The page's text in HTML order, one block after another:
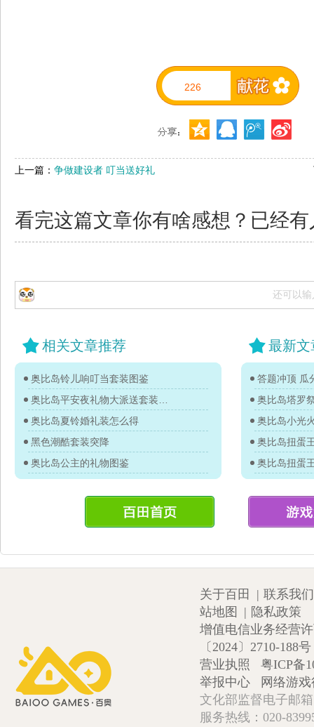
226
上一篇： 争做建设者 叮当送好礼
看完这篇文章你有啥感想？已经有
还可以输
相关文章推荐
奥比岛铃儿响叮当套装图鉴
奥比岛夏铃婚礼装怎么得
黑色潮酷套装突降
奥比岛公主的礼物图鉴
最新文
答题冲顶 瓜
奥比岛塔罗
奥比岛小光
关于百田 | 联系我们
站地图
| 隐私政策
增值电信业务经营
〔2024〕2710-188号
营业执照
粤ICP备
举报中心
网络游
文化部监督电子邮
服务热线：020-